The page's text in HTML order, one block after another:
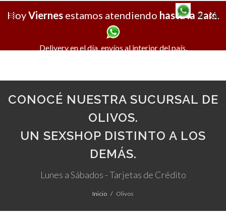
X
HoyViernesestamos atendiendo hasta la 2am.
Delivery en el día, envíos al interior del país.
CONOCÉ NUESTRA SUCURSAL DE
OLIVOS.
UN SEXSHOP DISTINTO A LOS
DEMÁS.
Lunes a Sábados - Tarjetas de Crédito
Inicio Olivos